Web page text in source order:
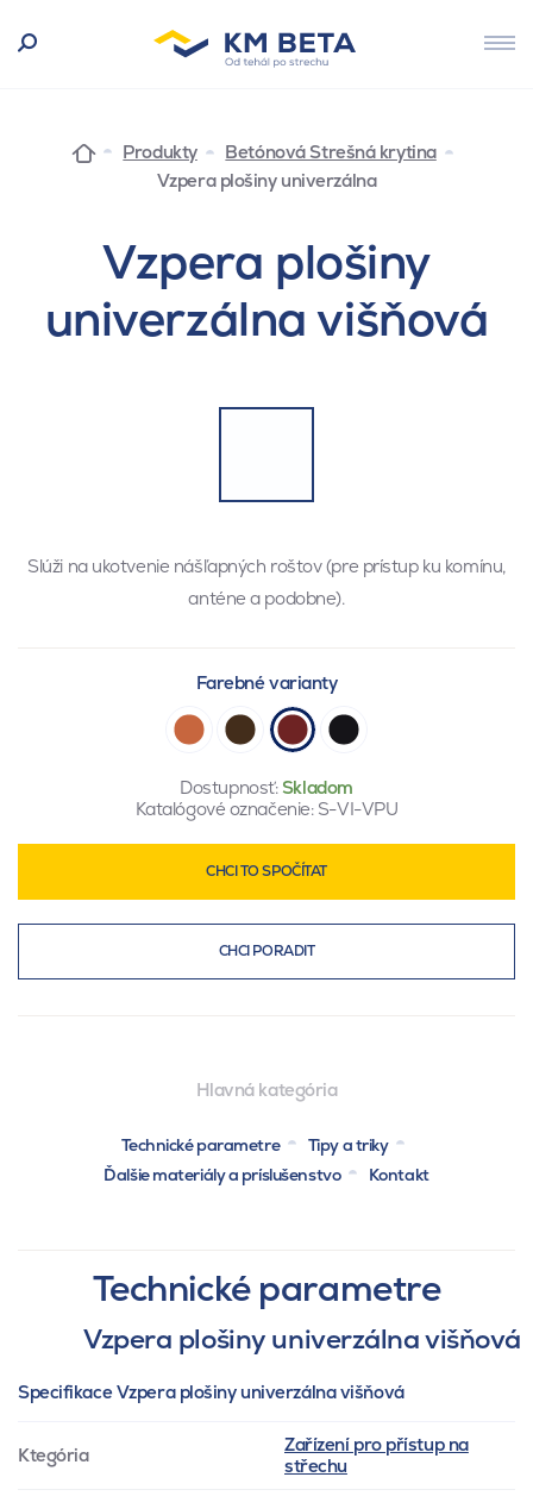
Produkty
Betónová Strešná krytina
Vzpera plošiny univerzálna
Vzpera plošiny
univerzálna višňová
Slúži na ukotvenie nášľapných roštov (pre prístup ku komínu,
anténe a podobne).
Farebné varianty
Dostupnosť:Skladom
Katalógové označenie: S-VI-VPU
CHCI TO SPOČÍTAT
CHCI PORADIT
Hlavná kategória
Technické parametre
Tipy a triky
Ďalšie materiály a príslušenstvo
Kontakt
Technické parametre
Vzpera plošiny univerzálna višňová
Specifikace Vzpera plošiny univerzálna višňová
Ktegória
Zařízení pro přístup na
střechu